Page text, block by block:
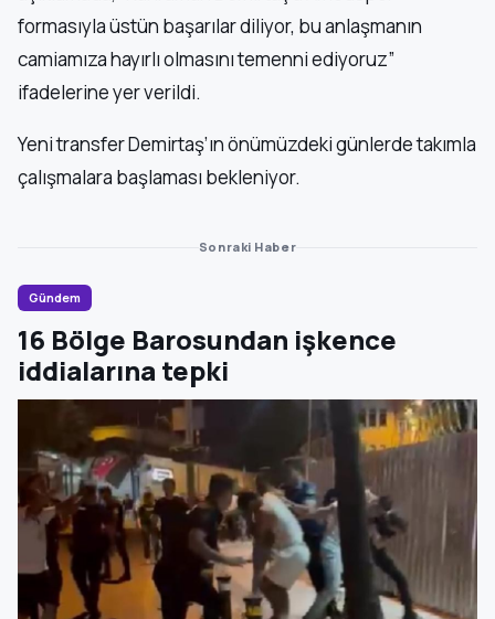
formasıyla üstün başarılar diliyor, bu anlaşmanın
camiamıza hayırlı olmasını temenni ediyoruz”
ifadelerine yer verildi.
Yeni transfer Demirtaş’ın önümüzdeki günlerde takımla
çalışmalara başlaması bekleniyor.
Sonraki Haber
Gündem
16 Bölge Barosundan işkence
iddialarına tepki